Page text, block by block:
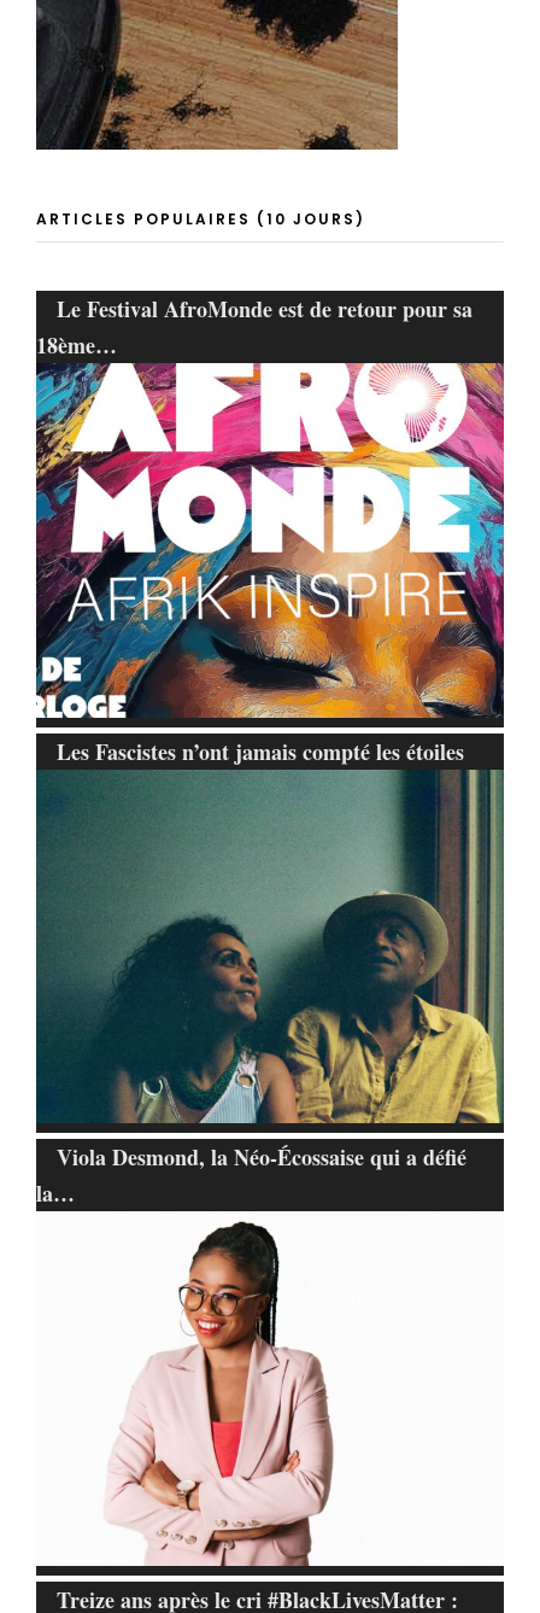
ARTICLES POPULAIRES (10 JOURS)
Le Festival AfroMonde est de retour pour sa
18ème…
Les Fascistes n’ont jamais compté les étoiles
Viola Desmond, la Néo-Écossaise qui a défié
la…
Treize ans après le cri #BlackLivesMatter :